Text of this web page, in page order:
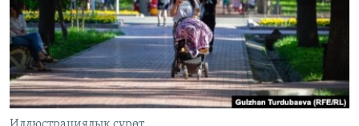
ЭЖЕ-СИҢДИЛЕР
АЗАТТЫК+
ЫҢГАЙСЫЗ СУРООЛОР
ОНЛАЙН ШЕРИНЕ